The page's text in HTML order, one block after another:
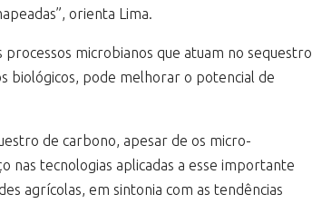
orienta Lima.
microbianos que atuam no sequestro
biológicos, pode melhorar o potencial de
de carbono, apesar de os micro-
nas tecnologias aplicadas a esse importante
agrícolas, em sintonia com as tendências